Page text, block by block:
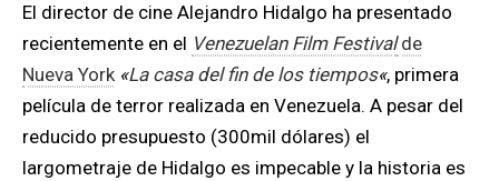
El director de cine Alejandro Hidalgo ha presentado
recientemente en el Venezuelan Film Festivalde
Nueva York «La casa del fin de los tiempos«, primera
película de terror realizada en Venezuela. A pesar del
reducido presupuesto (300mil dólares) el
largometraje de Hidalgo es impecable y la historia es